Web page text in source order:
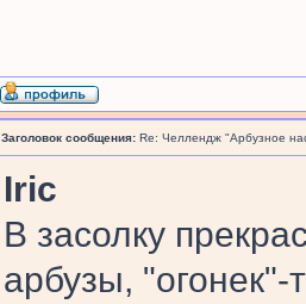
Заголовок сообщения: Re: Челлендж "Арбузное
Iric
В засолку
арбузы, "огонек"-